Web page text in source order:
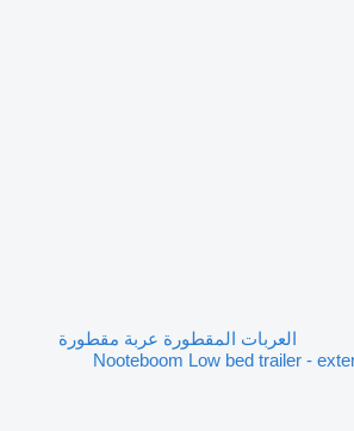
العربات المقطورة عربة مقطورة